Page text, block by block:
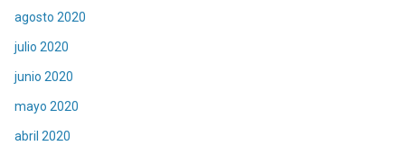
agosto 2020
julio 2020
junio 2020
mayo 2020
abril 2020